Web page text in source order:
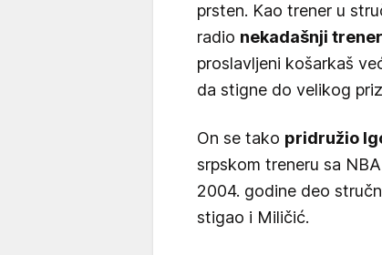
prsten. Kao trener u
radio nekadašnji
proslavljeni košarkaš
da stigne do velikog
On se tako pridružio
srpskom treneru sa
2004. godine deo
stigao i Miličić.